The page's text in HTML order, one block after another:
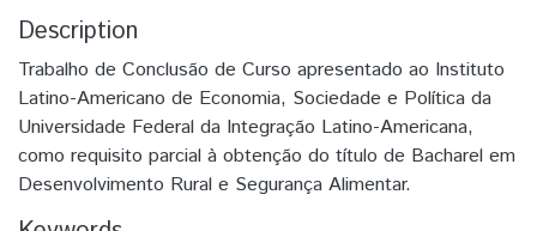
Description
Trabalho de Conclusão de Curso apresentado ao Instituto
Latino-Americano de Economia, Sociedade e Política da
Universidade Federal da Integração Latino-Americana,
como requisito parcial à obtenção do título de Bacharel em
Desenvolvimento Rural e Segurança Alimentar.